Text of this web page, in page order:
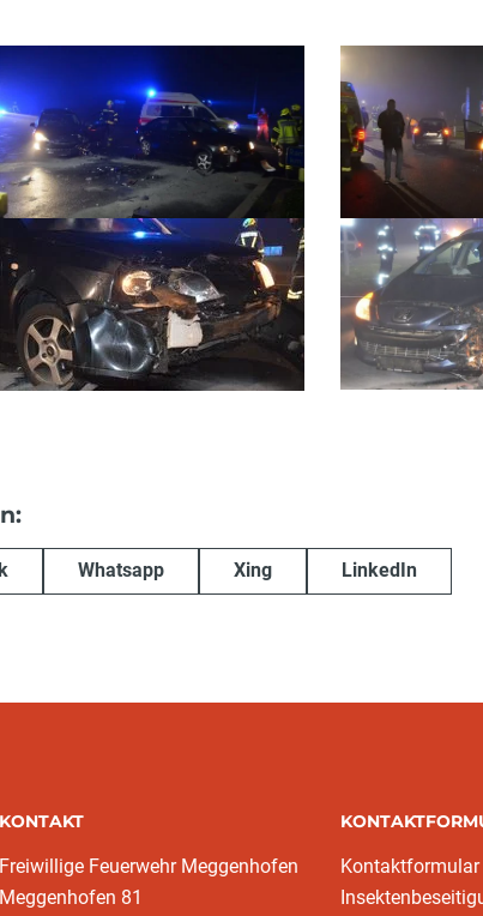
Whatsapp Xing LinkedIn
KONTAKT
Freiwillige Feuerwehr Meggenhofen
Meggenhofen 81
Kontaktformular